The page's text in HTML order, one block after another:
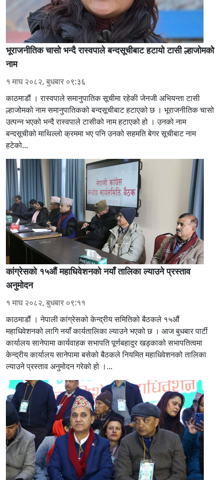
भूराजनीतिक चासो भन्दै रास्वपाले बन्दसूचीबाट हटायो टासी ल्हाजोमको
नाम
१ माघ २०८२, बुधबार ०९:३६
काठमाडौं । रास्वपाले समानुपातिक सूचीमा रहेकी जेनजी अभियन्ता टासी
ल्हाजोमको नाम समानुपातिकको बन्दसूचीबाट हटाएको छ । भूराजनीतिक चासो
उत्पन्न भएको भन्दै रास्वपाले टासीको नाम हटाएको हो । उनको नाम
बन्दसूचीको माथिल्लो क्रममा भए पनि उनको सहमति बेगर सूचीबाट नाम
हटेको...
कांग्रेसको १५औं महाधिवेशनको नयाँ तालिका ल्याउने प्रस्ताव
अनुमोदन
१ माघ २०८२, बुधबार ०९:११
काठमाडौं । नेपाली कांग्रेसको केन्द्रीय समितिको बैठकले १५औं
महाधिवेशनको लागि नयाँ कार्यतालिका ल्याउने भएको छ । आज बुधबार पार्टी
कार्यालय सानेपामा कार्यवाहक सभापति पूर्णबहादुर खड्काको सभापतित्वमा
केन्द्रीय कार्यालय सानेपामा बसेको बैठकले नियमित महाधिवेशनको तालिका
ल्याउने प्रस्ताव अनुमोदन गरेको हो ।...